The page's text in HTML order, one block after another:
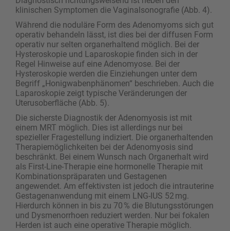
klinischen Symptomen die Vaginalsonografie (Abb. 4).
Während die noduläre Form des Adenomyoms sich gut
operativ behandeln lässt, ist dies bei der dif­fusen Form
operativ nur selten organerhaltend möglich. Bei der
Hysteroskopie und Laparoskopie finden sich in der
Regel Hinweise auf eine Adeno­myose. Bei der
Hysteroskopie werden die Einziehungen unter dem
Begriff „Honigwabenphänomen“ ­beschrieben. Auch die
Laparoskopie zeigt typische Veränderungen der
Uterusoberfläche (Abb. 5).
Die sicherste Diagnostik der Adenomyosis ist mit
einem MRT möglich. Dies ist allerdings nur bei
spezieller Fragestellung indiziert. Die organer­­hal­tenden
Therapiemöglichkeiten bei der Adeno­myo­sis sind
beschränkt. Bei einem Wunsch nach Organ­erhalt wird
als First-Line-Therapie eine hormon­elle Therapie mit
Kombinationspräparaten und Gestagenen
angewendet. Am effektivsten ist jedoch die intrauterine
Gestagenanwendung mit einem LNG-IUS 52 mg.
Hierdurch können in bis zu 70 % die Blutungsstörungen
und Dysmenorrhoen redu­ziert werden. Nur bei fokalen
Herden ist auch eine operative Therapie möglich.